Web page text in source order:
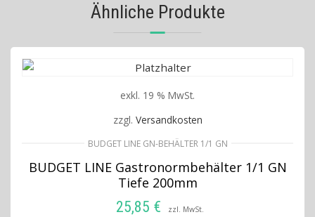
Ähnliche Produkte
exkl. 19 % MwSt.
zzgl. Versandkosten
BUDGET LINE GN-BEHÄLTER 1/1 GN
BUDGET LINE Gastronormbehälter 1/1 GN
Tiefe 200mm
25,85 € zzl. MwSt.